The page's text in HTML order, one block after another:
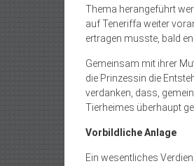
Thema herangeführt
auf Teneriffa weiter
ertragen musste, bald
Gemeinsam mit ihrer
die Prinzessin die
verdanken, dass,
Tierheimes überhaupt
Vorbildliche Anlage
Ein wesentliches